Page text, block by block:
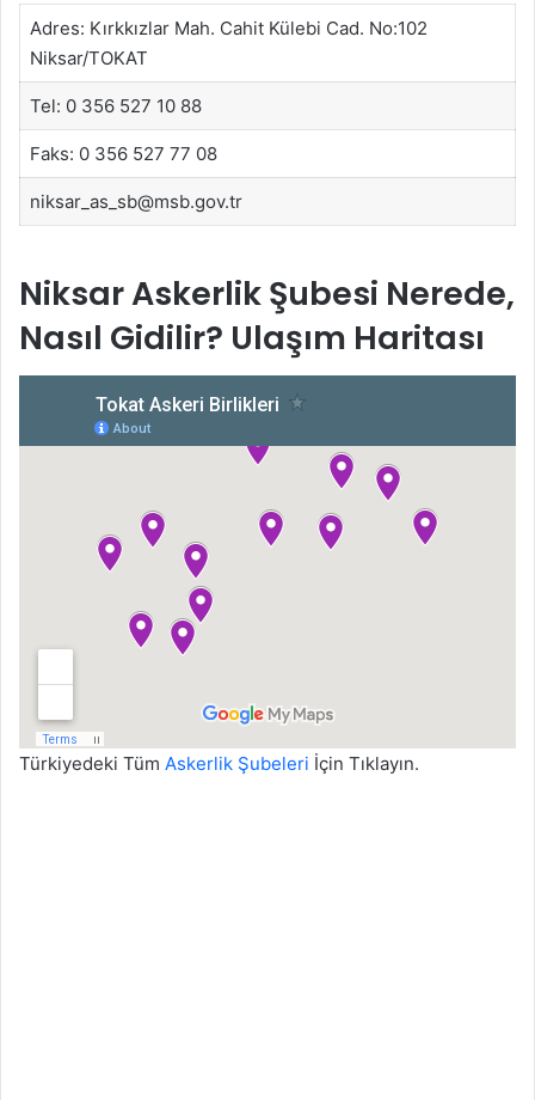
Adres: Kırkkızlar Mah. Cahit Külebi Cad. No:102
Niksar/TOKAT
Tel: 0 356 527 10 88
Faks: 0 356 527 77 08
niksar_as_sb@msb.gov.tr
Niksar Askerlik Şubesi Nerede,
Nasıl Gidilir? Ulaşım Haritası
Türkiyedeki Tüm Askerlik Şubeleri İçin Tıklayın.